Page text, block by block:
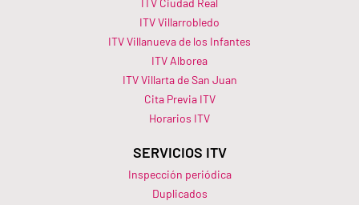
ITV Ciudad Real
ITV Villarrobledo
ITV Villanueva de los Infantes
ITV Alborea
ITV Villarta de San Juan
Cita Previa ITV
Horarios ITV​
SERVICIOS ITV
Inspección periódica
Duplicados